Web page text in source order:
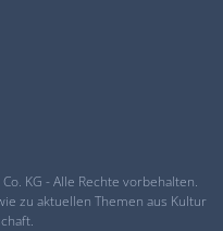
KG - Alle Rechte vorbehalten.
zu aktuellen Themen aus Kultur